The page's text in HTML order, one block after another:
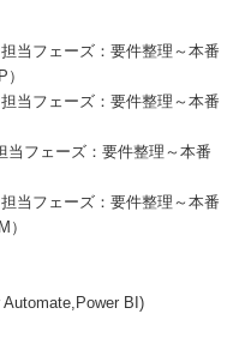
当フェーズ：要件整理～本番
当フェーズ：要件整理～本番
当フェーズ：要件整理～本番
当フェーズ：要件整理～本番
Automate,Power BI)